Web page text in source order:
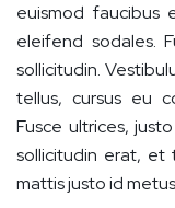
euismod faucibus
eleifend sodales.
sollicitudin.
tellus, cursus eu
Fusce ultrices,
sollicitudin erat, et
mattis justo id